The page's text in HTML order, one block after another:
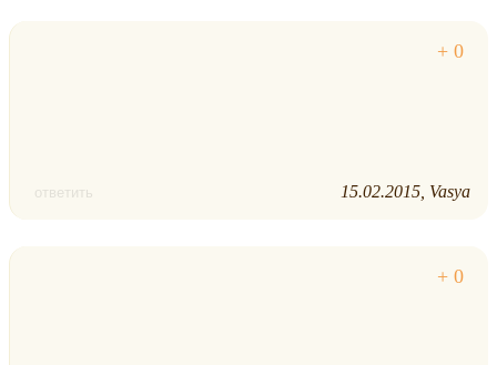
ответить 15.02.2015 Vasya